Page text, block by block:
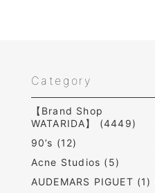
Category
【Brand Shop
WATARIDA】 (4449)
90’s (12)
Acne Studios (5)
AUDEMARS PIGUET (1)